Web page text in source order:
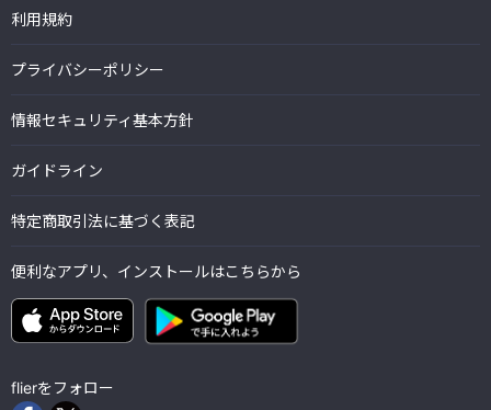
利用規約
プライバシーポリシー
情報セキュリティ基本方針
ガイドライン
特定商取引法に基づく表記
便利なアプリ、インストールはこちらから
flierをフォロー